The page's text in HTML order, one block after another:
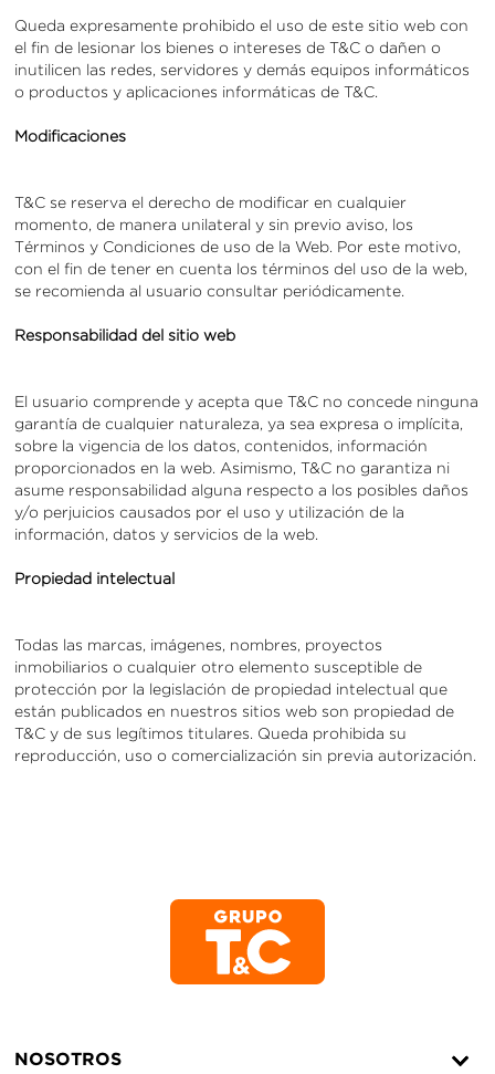
Queda expresamente prohibido el uso de este sitio web con
el fin de lesionar los bienes o intereses de T&C o dañen o
inutilicen las redes, servidores y demás equipos informáticos
o productos y aplicaciones informáticas de T&C.
Modificaciones
T&C se reserva el derecho de modificar en cualquier
momento, de manera unilateral y sin previo aviso, los
Términos y Condiciones de uso de la Web. Por este motivo,
con el fin de tener en cuenta los términos del uso de la web,
se recomienda al usuario consultar periódicamente.
Responsabilidad del sitio web
El usuario comprende y acepta que T&C no concede ninguna
garantía de cualquier naturaleza, ya sea expresa o implícita,
sobre la vigencia de los datos, contenidos, información
proporcionados en la web. Asimismo, T&C no garantiza ni
asume responsabilidad alguna respecto a los posibles daños
y/o perjuicios causados por el uso y utilización de la
información, datos y servicios de la web.
Propiedad intelectual
Todas las marcas, imágenes, nombres, proyectos
inmobiliarios o cualquier otro elemento susceptible de
protección por la legislación de propiedad intelectual que
están publicados en nuestros sitios web son propiedad de
T&C y de sus legítimos titulares. Queda prohibida su
reproducción, uso o comercialización sin previa autorización.
NOSOTROS